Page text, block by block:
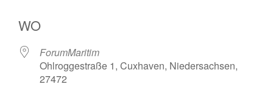
WO
ForumMaritim
Ohlroggestraße 1, Cuxhaven, Niedersachsen,
27472